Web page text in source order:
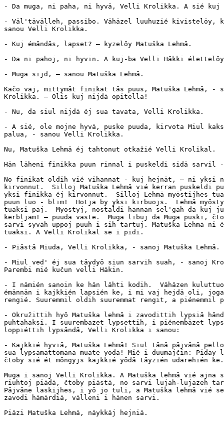
- Da muga, ni paha, ni hyvä, Velli Krolikka. A sié kuj
- Väl'tävälleh, passibo. Vähäzel luuhuzié kivistelöy,
sanou Velli Krolikka.
- Kuj émändäs, lapset? — kyzelöy Matuška Lehmä.
- Da ni pahoj, ni hyvin. A kuj-ba Velli Häkki
- Muga sijd, — sanou Matuška Lehmä.
Kačo vaj, mittymät finikat täs puus, Matuška Lehmä, -
Krolikka. — Olis kuj nijdä opitella!
- Nu, da siul nijdä éj sua tavata, Velli Krolikka.
- A sié, ole mojne hyvä, puske puuda, kirvota Miul
palua, - sanou Velli Krolikka.
Nu, Matuška Lehmä éj tahtonut otkažié Velli Krolikal.
Hän läheni finikka puun rinnal i puskeldi sidä sarvil
No finikat oldih vié vihannat - kuj hejnät, — ni yksi
kirvonnut.  Silloj Matuška Lehmä vié kerran puskeldi
yksi finikka éj kirvonnut.  Silloj Lehmä myöstijhes
puun luo - blim!  Hotja by yksi kirbuojs.  Lehmä
tuaksi päj.  Myöstyj, nostaldi hännän sel'gäh da kuj
kerbljam! — puuda vaste.  Muga libuj da Muga puski,
sarvi syväh uppoj puuh i sih tartuj. Matuška Lehmä ni
tuaksi. A Velli Krolikal se i pidi.
- Piästä Miuda, Velli Krolikka, - sanoj Matuška Lehmä.
- Miul ved' éj sua täydyö siun sarvih suah, - sanoj
Parembi mié kučun velli Häkin.
- I nämién sanoin ke hän lähti kodih.  Vähäzen
émännän i kajkkién lapsién ke, i mi vaj hejdä oli,
rengié. Suuremmil oldih suuremmat rengit, a piénemmil
- Okružittih hyö Matuška lehmä i zavodittih lypsiä
puhtahaksi. I suurembazet lypsettih, i piénembäzet
loppiéttih lypsändä, Velli Krolikka i sanou:
- Kajkkié hyviä, Matuška Lehmä! Siul tänä päjvänä
sua lypsämättömänä muate yödä! Mié i duumajčin:
čtoby sié ét möngyjs kajkkié yödä täyzién udarehién ke.
Muga i sanoj Velli Krolikka. A Matuška lehmä vié ajna
riuhtoj piädä, čtoby piästä, no sarvi lujah-lujazeh
Päjväne laskijhes, i yö jo tuli, a Matuška lehmä vié
zavodi hämärdiä, välleni i hänen sarvi.
Piäzi Matuška Lehmä, näykkäj hejniä.